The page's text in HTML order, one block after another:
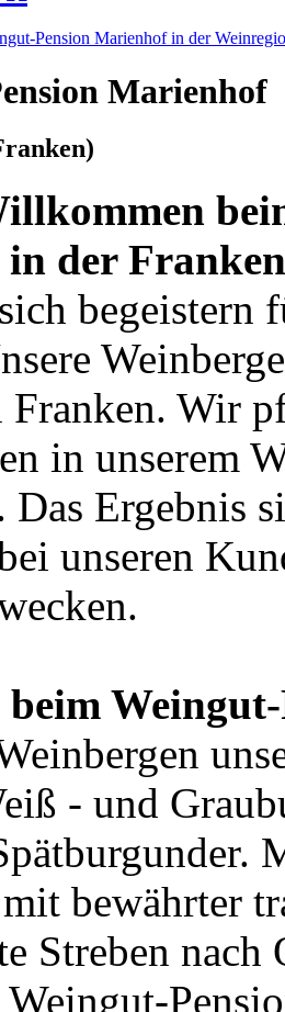
Pension Marienhof in der
Marienhof
der
begeistern
Wir
in unserem
Das Ergebnis
unseren
beim
- und
bewährter
Streben
Weingut-